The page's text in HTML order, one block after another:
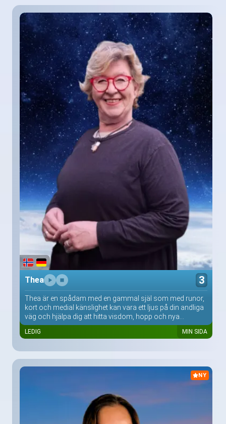
Thea 3
Thea är en spådam med en gammal själ som med runor,
kort och medial känslighet kan vara ett ljus på din andliga
väg och hjälpa dig att hitta visdom, hopp och nya...
LEDIG MIN SIDA
NY